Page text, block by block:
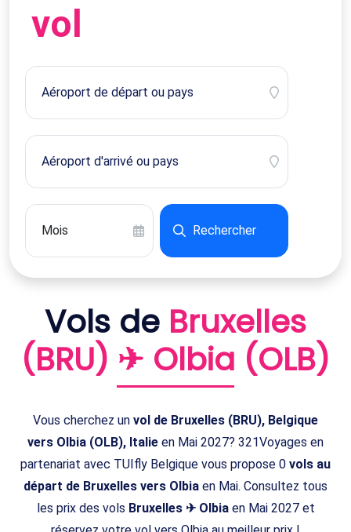
vol
Rechercher
Vols de Bruxelles
(BRU) ✈ Olbia (OLB)
Vous cherchez un vol de Bruxelles (BRU), Belgique
vers Olbia (OLB), Italie en Mai 2027? 321Voyages en
partenariat avec TUIfly Belgique vous propose 0 vols au
départ de Bruxelles vers Olbia en Mai. Consultez tous
les prix des vols Bruxelles ✈ Olbiaen Mai 2027 et